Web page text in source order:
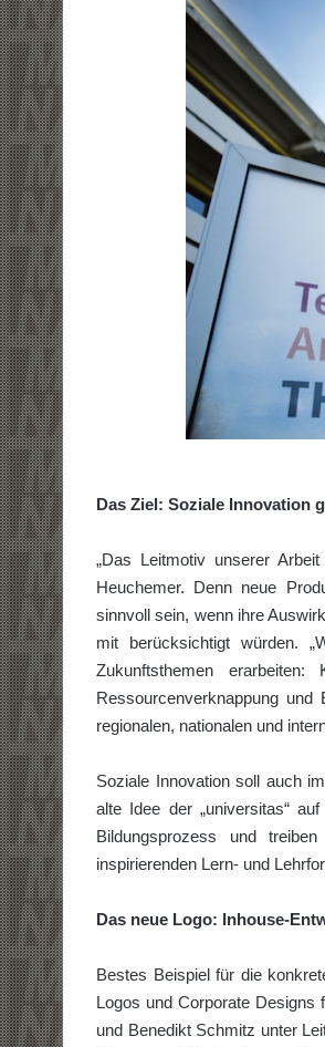
Das Ziel: Soziale Innovation
„Das Leitmotiv unserer
Heuchemer. Denn neue
sinnvoll sein, wenn ihre
mit berücksichtigt würden.
Zukunftsthemen erarbeiten:
Ressourcenverknappung
regionalen, nationalen und
Soziale Innovation soll auch
alte Idee der „universitas“
Bildungsprozess und
inspirierenden Lern- und
Das neue Logo: Inhouse-
Bestes Beispiel für die
Logos und Corporate
und Benedikt Schmitz unter